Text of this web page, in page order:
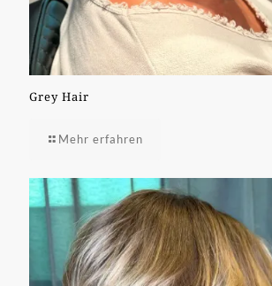
Grey Hair
Mehr erfahren